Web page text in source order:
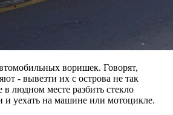
воришек. Говорят,
- вывезти их с острова не так
людном месте разбить стекло
и уехать на машине или мотоцикле.